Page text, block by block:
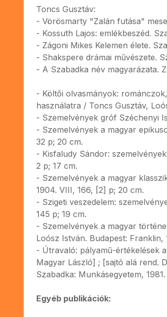
Toncs Gusztáv:
- Vörösmarty "Zalán futása"
- Kossuth Lajos: emlékbeszéd.
- Zágoni Mikes Kelemen élete.
- Shakspere drámai művészete.
- A Szabadka név magyarázata.
- Költői olvasmányok:
használatra / Toncs Gusztáv,
- Szemelvények gróf Széchenyi
- Szemelvények a magyar
32 p; 20 cm.
- Kisfaludy Sándor:
2 p; 17 cm.
- Szemelvények a magyar
1904. VIII, 166, [2] p; 20 cm.
- Szigeti veszedelem:
145 p; 19 cm.
- Szemelvények a magyar
Loósz István. Budapest: Franklin,
- Útravaló: pályamű-értékelések
Magyar László] ; [sajtó alá rend.
Szabadka: Munkásegyetem,
Egyéb publikációk: